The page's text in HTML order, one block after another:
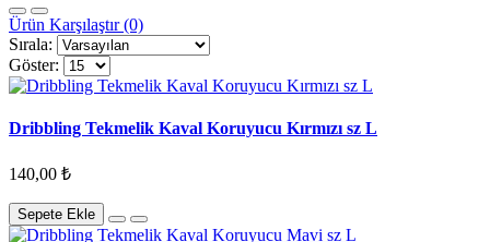
Ürün Karşılaştır (0)
Sırala:
Göster:
Dribbling Tekmelik Kaval Koruyucu Kırmızı sz L
140,00 ₺
Sepete Ekle